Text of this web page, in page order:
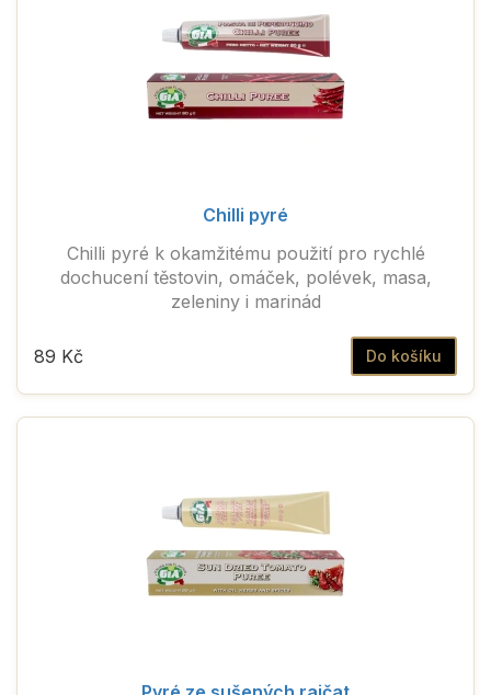
Chilli pyré
Chilli pyré k okamžitému použití pro rychlé
dochucení těstovin, omáček, polévek, masa,
zeleniny i marinád
Do košíku
89 Kč